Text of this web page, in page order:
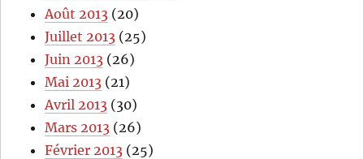
Août 2013 (20)
Juillet 2013 (25)
Juin 2013 (26)
Mai 2013 (21)
Avril 2013 (30)
Mars 2013 (26)
Février 2013 (25)